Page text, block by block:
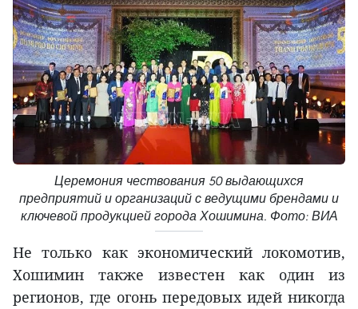
Церемония чествования 50 выдающихся
предприятий и организаций с ведущими брендами и
ключевой продукцией города Хошимина. Фото: ВИА
Не только как экономический локомотив,
Хошимин также известен как один из
регионов, где огонь передовых идей никогда